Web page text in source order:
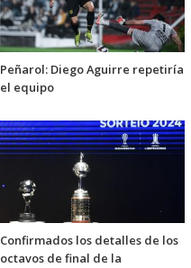
Peñarol: Diego Aguirre repetiría
el equipo
Confirmados los detalles de los
octavos de final de la